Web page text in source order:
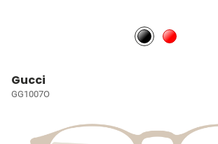
Gucci
GG1007O